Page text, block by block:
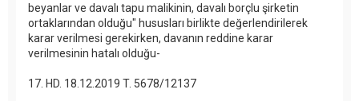
beyanlar ve davalı tapu malikinin, davalı borçlu şirketin
ortaklarından olduğu" hususları birlikte değerlendirilerek
karar verilmesi gerekirken, davanın reddine karar
verilmesinin hatalı olduğu-
17. HD. 18.12.2019 T. 5678/12137